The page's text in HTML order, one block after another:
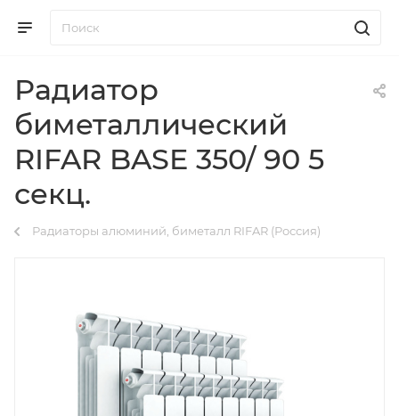
Радиатор
биметаллический
RIFAR BASE 350/ 90 5
секц.
Радиаторы алюминий, биметалл RIFAR (Россия)